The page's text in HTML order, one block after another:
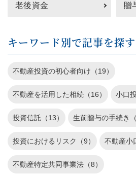
老後資金 贈
キーワード別で記事を探す
不動産投資の初心者向け（19）
不動産を活用した相続（16） 小口
投資信託（13） 生前贈与の手続き（
投資におけるリスク（9） 不動産小
不動産特定共同事業法（8）